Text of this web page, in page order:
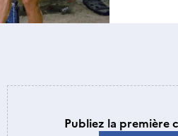
Publiez la première